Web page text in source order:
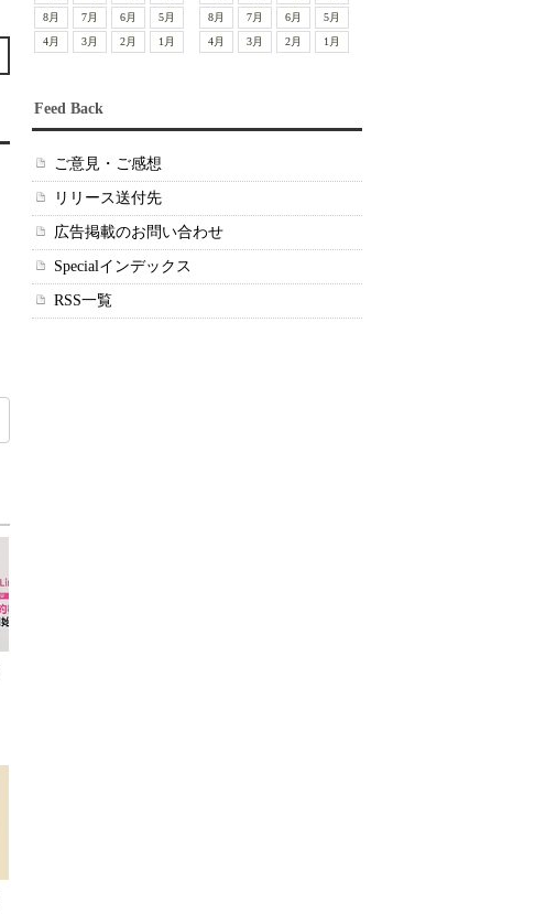
8月
7月 6月
5月
4月
3月 2月 1月
8月
7月 6月
5月
4月
3月 2月 1月
Feed Back
ご意見・ご感想
リリース送付先
広告掲載のお問い合わせ
Specialインデックス
RSS一覧